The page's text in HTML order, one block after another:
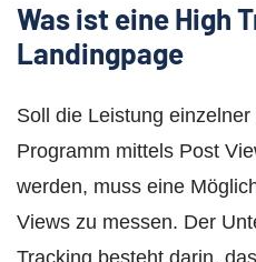
Was ist eine High
Landingpage
Soll die Leistung
Programm mittels Post
werden, muss eine
Views zu messen. Der
Tracking besteht darin,